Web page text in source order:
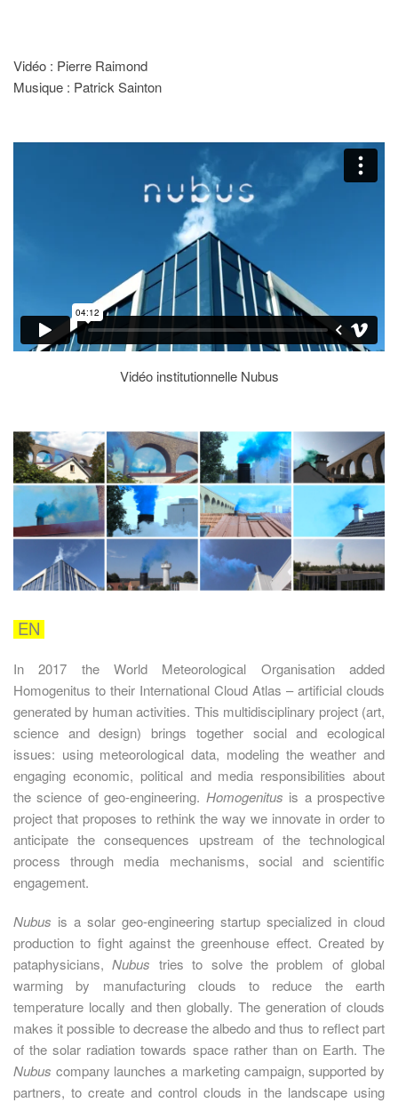
Vidéo : Pierre Raimond
Musique : Patrick Sainton
Vidéo institutionnelle Nubus
EN
In 2017 the World Meteorological Organisation added
Homogenitus to their International Cloud Atlas – artificial clouds
generated by human activities. This multidisciplinary project (art,
science and design) brings together social and ecological
issues: using meteorological data, modeling the weather and
engaging economic, political and media responsibilities about
the science of geo-engineering. Homogenitus is a prospective
project that proposes to rethink the way we innovate in order to
anticipate the consequences upstream of the technological
process through media mechanisms, social and scientific
engagement.
Nubus is a solar geo-engineering startup specialized in cloud
production to fight against the greenhouse effect. Created by
pataphysicians,Nubus tries to solve the problem of global
warming by manufacturing clouds to reduce the earth
temperature locally and then globally. The generation of clouds
makes it possible to decrease the albedo and thus to reflect part
of the solar radiation towards space rather than on Earth. The
Nubus company launches a marketing campaign, supported by
partners, to create and control clouds in the landscape using